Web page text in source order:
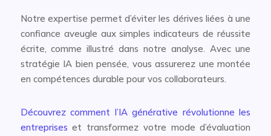
Notre expertise permet d’éviter les dérives liées à une
confiance aveugle aux simples indicateurs de réussite
écrite, comme illustré dans notre analyse. Avec une
stratégie IA bien pensée, vous assurerez une montée
en compétences durable pour vos collaborateurs.
Découvrez comment l’IA générative révolutionne les
entreprises et transformez votre mode d’évaluation